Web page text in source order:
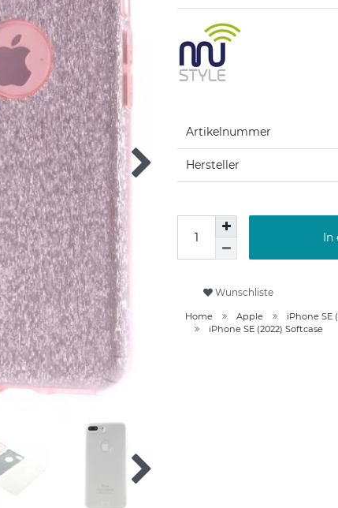
Artikelnummer
Hersteller
In
Wunschliste
Home Apple iPhone SE
iPhone SE (2022) Softcase